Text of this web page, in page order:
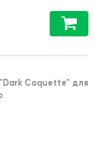
"Dark Coquette" для